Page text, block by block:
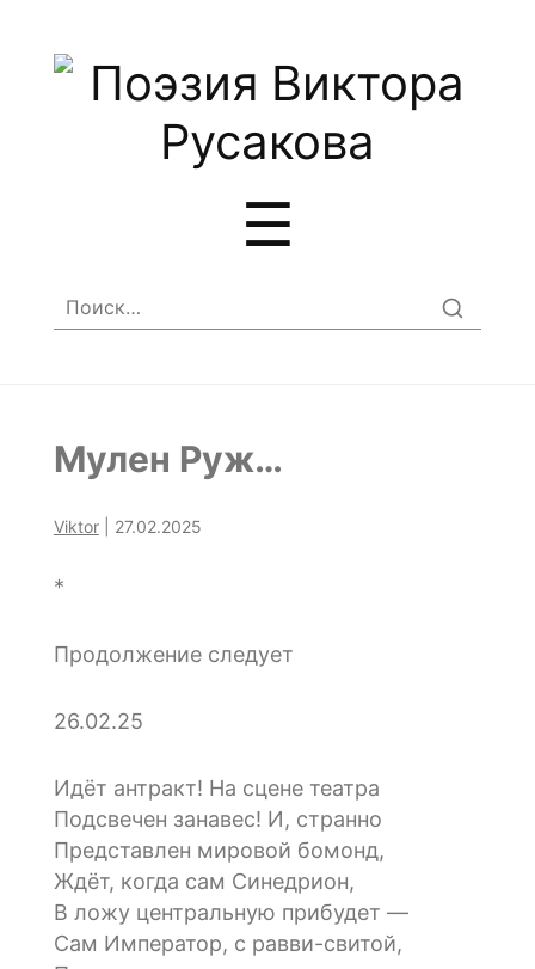
☰
Найти:
Мулен Руж…
Viktor 27.02.2025
*
Продолжение следует
26.02.25
Идёт антракт! На сцене театра
Подсвечен занавес! И, странно
Представлен мировой бомонд,
Ждёт, когда сам Синедрион,
В ложу центральную прибудет —
Сам Император, с равви-свитой,